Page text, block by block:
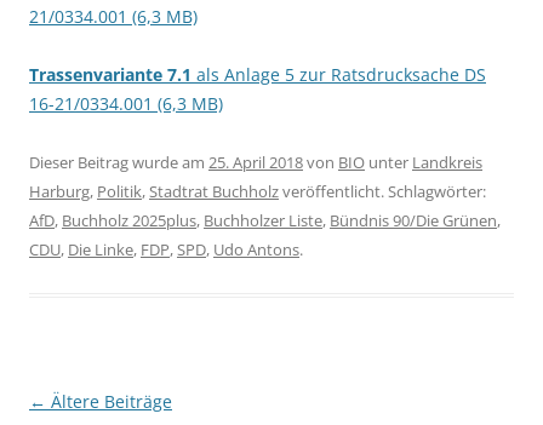
21/0334.001 (6,3 MB)
Trassenvariante 7.1 als Anlage 5 zur Ratsdrucksache DS
16-21/0334.001 (6,3 MB)
Dieser Beitrag wurde am 25. April 2018von BIO unter Landkreis
Harburg, Politik,Stadtrat Buchholzveröffentlicht. Schlagwörter:
AfD, Buchholz 2025plus, Buchholzer Liste, Bündnis 90/Die Grünen,
CDU, Die Linke, FDP,SPD, Udo Antons.
Beitragsnavigation
← Ältere Beiträge